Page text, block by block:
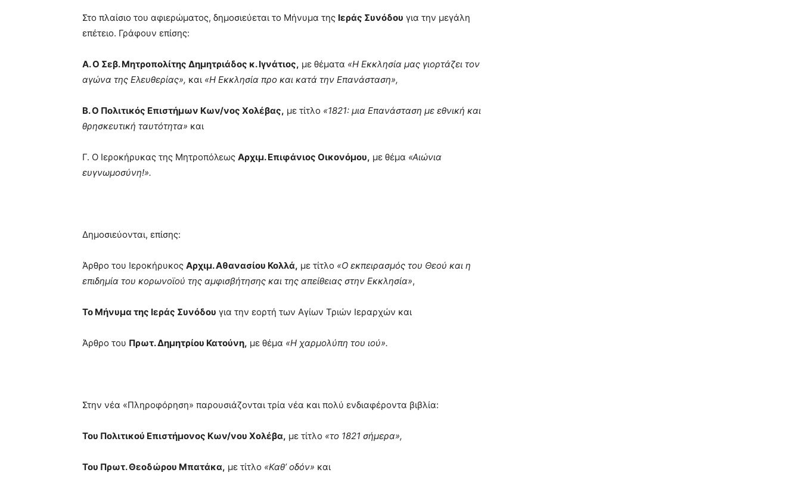
Στο πλαίσιο του αφιερώματος, δημοσιεύεται το Μήνυμα της Ιεράς Συνόδου για την μεγάλη
επέτειο. Γράφουν επίσης:
Α. Ο Σεβ. Μητροπολίτης Δημητριάδος κ. Ιγνάτιος, με θέματα «Η Εκκλησία μας γιορτάζει τον
αγώνα της Ελευθερίας», και «Η Εκκλησία προ και κατά την Επανάσταση»,
Β. Ο Πολιτικός Επιστήμων Κων/νος Χολέβας, με τίτλο «1821: μια Επανάσταση με εθνική και
θρησκευτική ταυτότητα» και
Γ. Ο Ιεροκήρυκας της Μητροπόλεως Αρχιμ. Επιφάνιος Οικονόμου, με θέμα «Αιώνια
ευγνωμοσύνη!».
Δημοσιεύονται, επίσης:
Άρθρο του Ιεροκήρυκος Αρχιμ. Αθανασίου Κολλά, με τίτλο «Ο εκπειρασμός του Θεού και η
επιδημία του κορωνοϊού της αμφισβήτησης και της απείθειας στην Εκκλησία»,
Το Μήνυμα της Ιεράς Συνόδου για την εορτή των Αγίων Τριών Ιεραρχών και
Άρθρο του Πρωτ. Δημητρίου Κατούνη, με θέμα «Η χαρμολύπη του ιού».
Στην νέα «Πληροφόρηση» παρουσιάζονται τρία νέα και πολύ ενδιαφέροντα βιβλία:
Του Πολιτικού Επιστήμονος Κων/νου Χολέβα, με τίτλο «το 1821 σήμερα»,
Του Πρωτ. Θεοδώρου Μπατάκα, με τίτλο «Καθ’ οδόν» και